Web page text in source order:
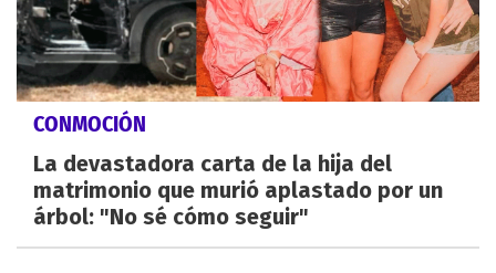
CONMOCIÓN
La devastadora carta de la hija del
matrimonio que murió aplastado por un
árbol: "No sé cómo seguir"